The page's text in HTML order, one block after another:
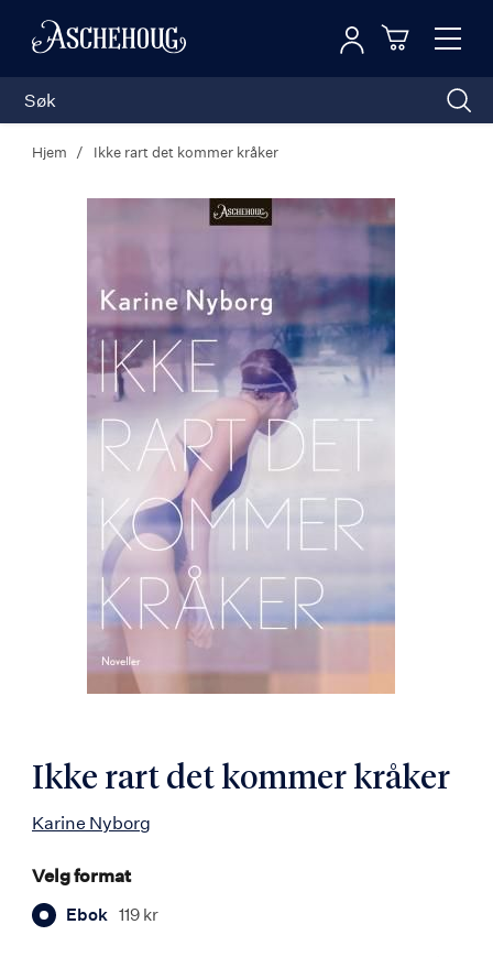
Toggle
Logg inn
Hjem Ikke rart det kommer kråker
Ikke rart det kommer kråker
Karine Nyborg
Velg format
Ebok 119 kr